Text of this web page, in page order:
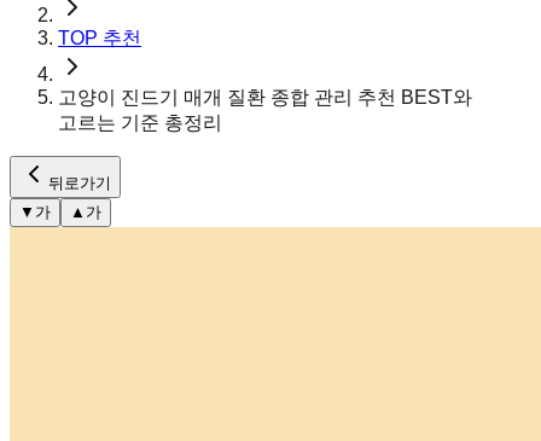
TOP 추천
고양이 진드기 매개 질환 종합 관리 추천 BEST와
고르는 기준 총정리
뒤로가기
▼ 가 ▲ 가